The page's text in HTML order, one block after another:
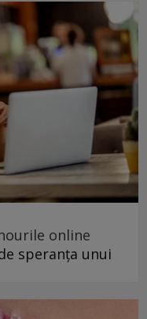
online
speranța unui